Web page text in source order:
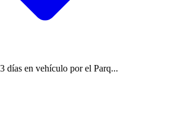
días en vehículo por el Parq...